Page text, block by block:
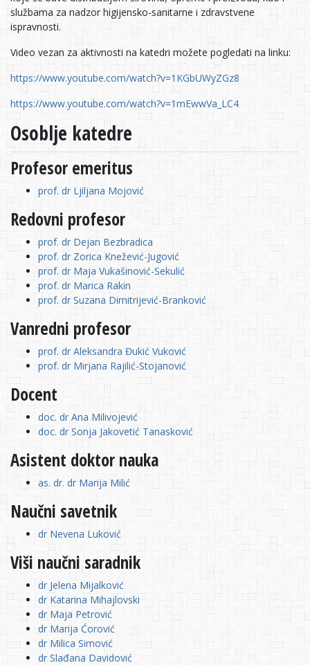
službama za nadzor higijensko-sanitarne i zdravstvene
ispravnosti.
Video vezan za aktivnosti na katedri možete pogledati na linku:
https://www.youtube.com/watch?v=1KGbUWyZGz8
https://www.youtube.com/watch?v=1mEwwVa_LC4
Osoblje katedre
Profesor emeritus
prof. dr Ljiljana Mojović
Redovni profesor
prof. dr Dejan Bezbradica
prof. dr Zorica Knežević-Jugović
prof. dr Maja Vukašinović-Sekulić
prof. dr Marica Rakin
prof. dr Suzana Dimitrijević-Branković
Vanredni profesor
prof. dr Aleksandra Đukić Vuković
prof. dr Mirjana Rajilić-Stojanović
Docent
doc. dr Ana Milivojević
doc. dr Sonja Jakovetić Tanasković
Asistent doktor nauka
as. dr. dr Marija Milić
Naučni savetnik
dr Nevena Luković
Viši naučni saradnik
dr Jelena Mijalković
dr Katarina Mihajlovski
dr Maja Petrović
dr Marija Ćorović
dr Milica Simović
dr Slađana Davidović